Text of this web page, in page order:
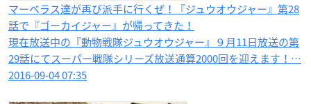
マーベラス達が再び派手に行くぜ！『ジュウオウジャー』第28
話で『ゴーカイジャー』が帰ってきた！
現在放送中の『動物戦隊ジュウオウジャー』９月11日放送の第
29話にてスーパー戦隊シリーズ放送通算2000回を迎えます！…
2016-09-04 07:35